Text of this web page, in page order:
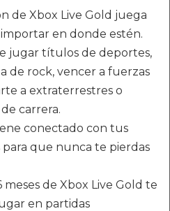
de Xbox Live Gold juega
en donde estén.
jugar títulos de deportes,
de rock, vencer a fuerzas
a extraterrestres o
carrera.
conectado con tus
para que nunca te pierdas
meses de Xbox Live Gold te
en partidas